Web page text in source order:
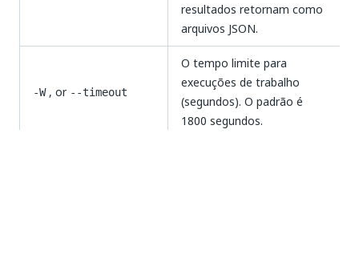
resultados retornam como
arquivos JSON.
-W, or --timeout
O tempo limite para
execuções de trabalho
(segundos). O padrão é
1800 segundos.